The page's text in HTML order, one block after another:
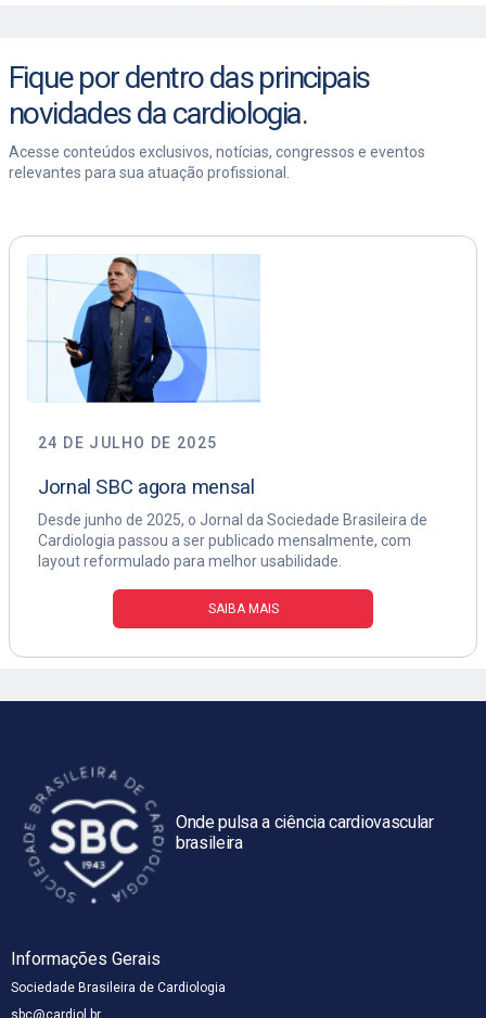
Fique por dentro das principais
novidades da cardiologia.
Acesse conteúdos exclusivos, notícias, congressos e eventos
relevantes para sua atuação profissional.
24 DE JULHO DE 2025
Jornal SBC agora mensal
Desde junho de 2025, o Jornal da Sociedade Brasileira de
Cardiologia passou a ser publicado mensalmente, com
layout reformulado para melhor usabilidade.
SAIBA MAIS
Onde pulsa a ciência cardiovascular
brasileira
Informações Gerais
Sociedade Brasileira de Cardiologia
sbc@cardiol.br